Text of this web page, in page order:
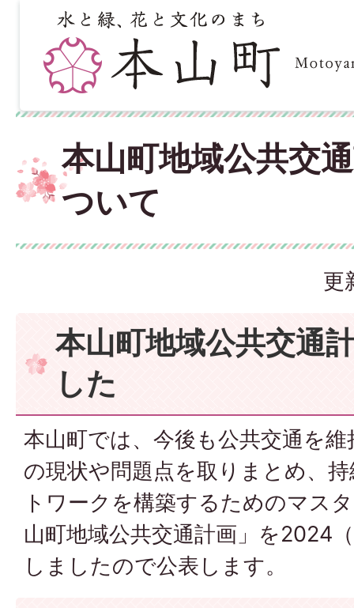
本山町地域公共交
ついて
更
本山町地域公共交通
した
本山町では、今後も公共交通を
の現状や問題点を取りまとめ、
トワークを構築するためのマス
山町地域公共交通計画」を2024
しましたので公表します。